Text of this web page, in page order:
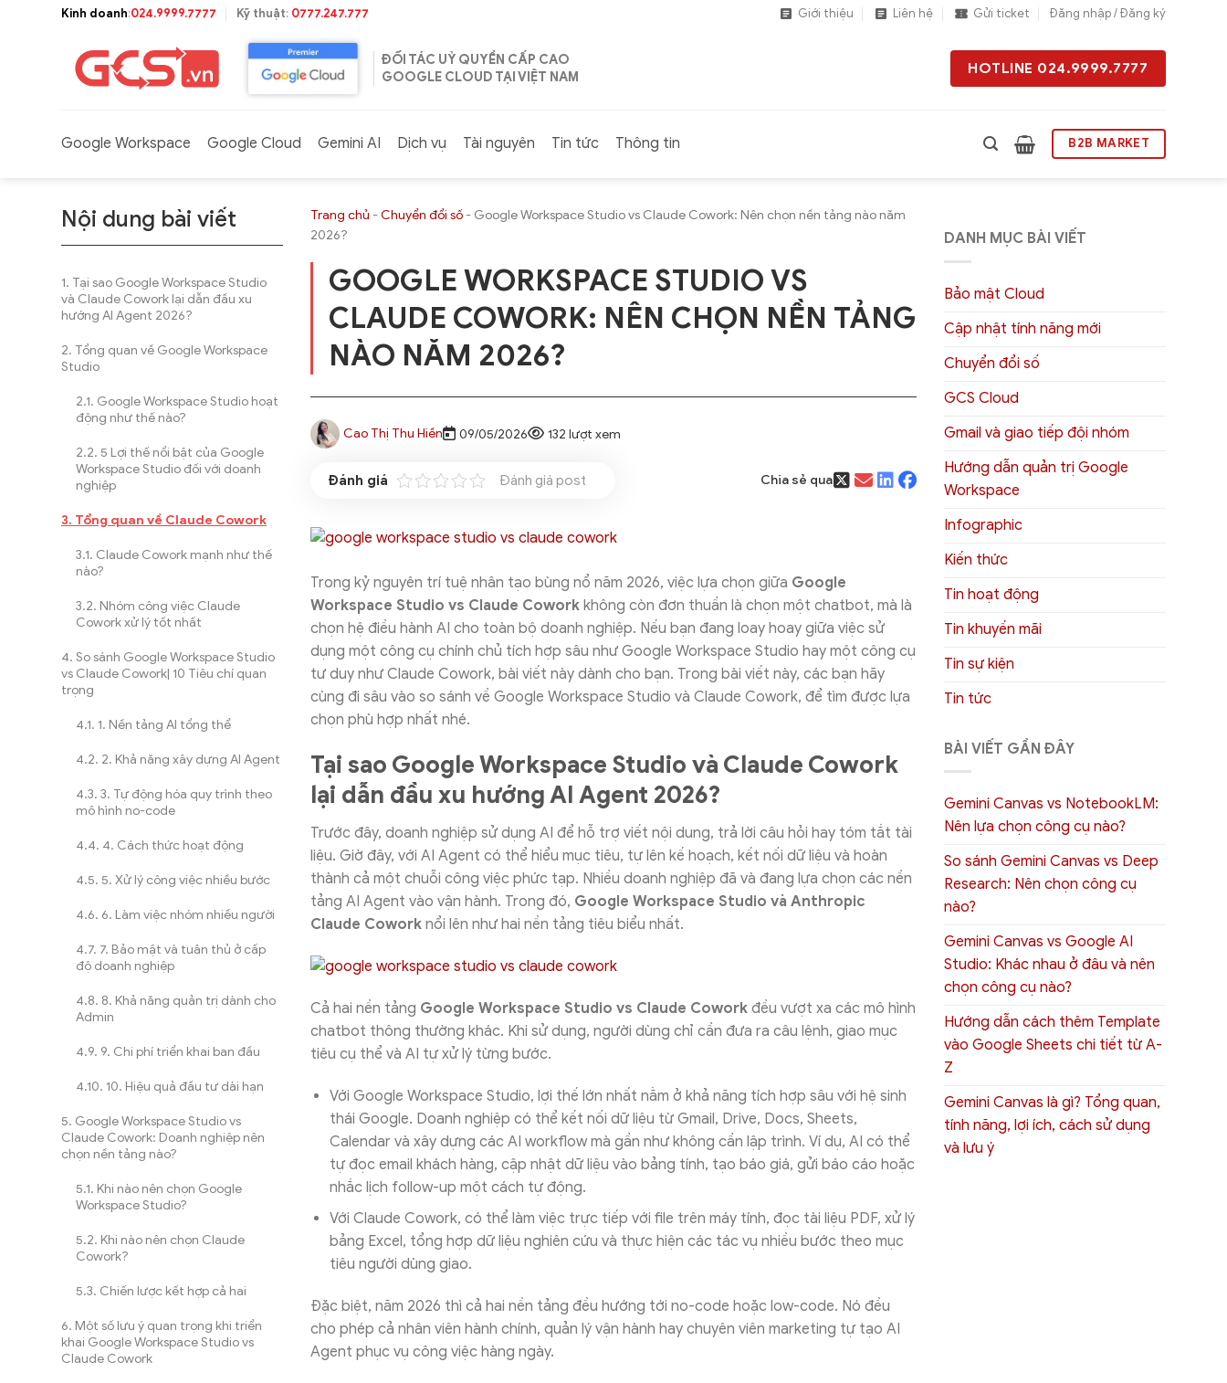
Kinh doanh:024.9999.7777 Kỹ thuật: 0777.247.777 Giới thiệu Liên hệ Gửi ticket Đăng nhập / Đăng ký
ĐỐI TÁC UỶ QUYỀN CẤP CAO
GOOGLE CLOUD TẠI VIỆT NAM
HOTLINE 024.9999.7777
Google Workspace Google Cloud Gemini AI Dịch vụ Tài nguyên Tin tức Thông tin B2B MARKET
Nội dung bài viết
Tại sao Google Workspace Studio
và Claude Cowork lại dẫn đầu xu
hướng AI Agent 2026?
Tổng quan về Google Workspace
Studio
Google Workspace Studio hoạt
động như thế nào?
5 Lợi thế nổi bật của Google
Workspace Studio đối với doanh
nghiệp
Tổng quan về Claude Cowork
Claude Cowork mạnh như thế
nào?
Nhóm công việc Claude
Cowork xử lý tốt nhất
So sánh Google Workspace Studio
vs Claude Cowork| 10 Tiêu chí quan
trọng
1. Nền tảng AI tổng thể
2. Khả năng xây dựng AI Agent
3. Tự động hóa quy trình theo
mô hình no-code
4. Cách thức hoạt động
5. Xử lý công việc nhiều bước
6. Làm việc nhóm nhiều người
7. Bảo mật và tuân thủ ở cấp
độ doanh nghiệp
8. Khả năng quản trị dành cho
Admin
9. Chi phí triển khai ban đầu
10. Hiệu quả đầu tư dài hạn
Google Workspace Studio vs
Claude Cowork: Doanh nghiệp nên
chọn nền tảng nào?
Khi nào nên chọn Google
Workspace Studio?
Khi nào nên chọn Claude
Cowork?
Chiến lược kết hợp cả hai
Một số lưu ý quan trọng khi triển
khai Google Workspace Studio vs
Claude Cowork
Trang chủ -Chuyển đổi số- Google Workspace Studio vs Claude Cowork: Nên chọn nền tảng nào năm
2026?
GOOGLE WORKSPACE STUDIO VS
CLAUDE COWORK: NÊN CHỌN NỀN TẢNG
NÀO NĂM 2026?
Cao Thị Thu Hiền 09/05/2026 132 lượt xem
Đánh giá post Chia sẻ qua
Trong kỷ nguyên trí tuệ nhân tạo bùng nổ năm 2026, việc lựa chọn giữa Google
Workspace Studio vs Claude Coworkkhông còn đơn thuần là chọn một chatbot, mà là
chọn hệ điều hành AI cho toàn bộ doanh nghiệp. Nếu bạn đang loay hoay giữa việc sử
dụng một công cụ chính chủ tích hợp sâu như Google Workspace Studio hay một công cụ
tư duy như Claude Cowork, bài viết này dành cho bạn. Trong bài viết này, các bạn hãy
cùng đi sâu vào so sánh về Google Workspace Studio và Claude Cowork, để tìm được lựa
chọn phù hợp nhất nhé.
Tại sao Google Workspace Studio và Claude Cowork
lại dẫn đầu xu hướng AI Agent 2026?
Trước đây, doanh nghiệp sử dụng AI để hỗ trợ viết nội dung, trả lời câu hỏi hay tóm tắt tài
liệu. Giờ đây, với AI Agent có thể hiểu mục tiêu, tự lên kế hoạch, kết nối dữ liệu và hoàn
thành cả một chuỗi công việc phức tạp. Nhiều doanh nghiệp đã và đang lựa chọn các nền
tảng AI Agent vào vận hành. Trong đó, Google Workspace Studio và Anthropic
Claude Coworknổi lên như hai nền tảng tiêu biểu nhất.
Cả hai nền tảng Google Workspace Studio vs Claude Coworkđều vượt xa các mô hình
chatbot thông thường khác. Khi sử dụng, người dùng chỉ cần đưa ra câu lệnh, giao mục
tiêu cụ thể và AI tự xử lý từng bước.
Với Google Workspace Studio, lợi thế lớn nhất nằm ở khả năng tích hợp sâu với hệ sinh
thái Google. Doanh nghiệp có thể kết nối dữ liệu từ Gmail, Drive, Docs, Sheets,
Calendar và xây dựng các AI workflow mà gần như không cần lập trình. Ví dụ, AI có thể
tự đọc email khách hàng, cập nhật dữ liệu vào bảng tính, tạo báo giá, gửi báo cáo hoặc
nhắc lịch follow-up một cách tự động.
Với Claude Cowork, có thể làm việc trực tiếp với file trên máy tính, đọc tài liệu PDF, xử lý
bảng Excel, tổng hợp dữ liệu nghiên cứu và thực hiện các tác vụ nhiều bước theo mục
tiêu người dùng giao.
Đặc biệt, năm 2026 thì cả hai nền tảng đều hướng tới no-code hoặc low-code. Nó đều
cho phép cả nhân viên hành chính, quản lý vận hành hay chuyên viên marketing tự tạo AI
Agent phục vụ công việc hàng ngày.
DANH MỤC BÀI VIẾT
Bảo mật Cloud
Cập nhật tính năng mới
Chuyển đổi số
GCS Cloud
Gmail và giao tiếp đội nhóm
Hướng dẫn quản trị Google
Workspace
Infographic
Kiến thức
Tin hoạt động
Tin khuyến mãi
Tin sự kiện
Tin tức
BÀI VIẾT GẦN ĐÂY
Gemini Canvas vs NotebookLM:
Nên lựa chọn công cụ nào?
So sánh Gemini Canvas vs Deep
Research: Nên chọn công cụ
nào?
Gemini Canvas vs Google AI
Studio: Khác nhau ở đâu và nên
chọn công cụ nào?
Hướng dẫn cách thêm Template
vào Google Sheets chi tiết từ A-
Z
Gemini Canvas là gì? Tổng quan,
tính năng, lợi ích, cách sử dụng
và lưu ý